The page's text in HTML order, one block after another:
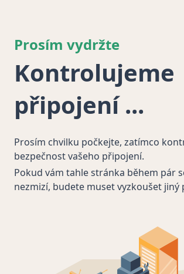
Prosím vydržte
Kontrolujeme
připojení
Prosím chvilku počkejte, zatímco
bezpečnost vašeho připojení.
Pokud vám tahle stránka během pár
nezmizí, budete muset vyzkoušet jiný